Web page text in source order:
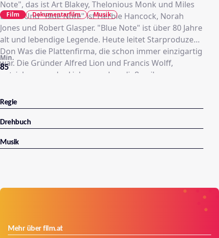
Note", das ist Art Blakey, Thelonious Monk und Miles
Davis. Und "Blue Note" ist Herbie Hancock, Norah
Jones und Robert Glasper. "Blue Note" ist über 80 Jahre
alt und lebendige Legende. Heute leitet Starproduzent
Don Was die Plattenfirma, die schon immer einzigartig
war. Die Gründer Alfred Lion und Francis Wolff,
getrieben von der Liebe zum Jazz, ließen ihren
Aufnahmesessions wurden auf den Albumhüllen zu
Ikonen für Coolness und Jazz. In Sophie Hubers
Dokumentarfilm "Blue Note Records - Beyond the
Jazzgeschichte wie Herbie Hancock und Wayne
Spielarten eines Sounds aus dem schwarzen Amerika,
85
Min.
Film Dokumentarfilm Musik
Regie
Drehbuch
Musik
Mehr über film.at